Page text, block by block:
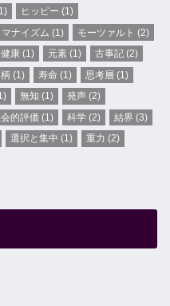
ヒッピー (1)
マナイズム (1) モーツァルト (2)
健康 (1) 元素 (1) 古事記 (2)
(1) 寿命 (1) 思考層 (1)
無知 (1) 発声 (2)
的評価 (1) 科学 (2) 結界 (3)
選択と集中 (1) 重力 (2)